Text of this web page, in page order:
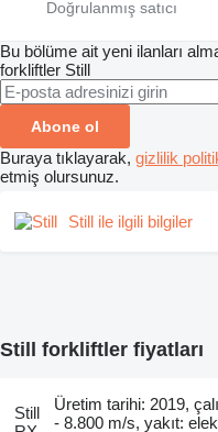
Bu bölüme ait yeni ilanları
forkliftler Still
Abone ol
Buraya tıklayarak, gizlilik
etmiş olursunuz.
Still ile ilgili bilgiler
Still forkliftler fiyatları
Still
Üretim tarihi: 2019,
- 8.800 m/s, yakıt: